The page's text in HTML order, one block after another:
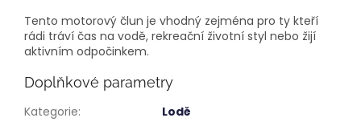
Tento motorový člun je vhodný zejména pro ty kteří
rádi tráví čas na vodě, rekreační životní styl nebo žijí
aktivním odpočinkem.
Doplňkové parametry
Kategorie:
Lodě